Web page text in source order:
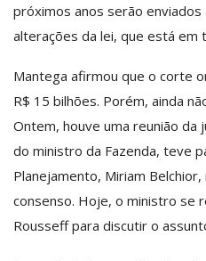
próximos anos serão
alterações da lei, que está em
Mantega afirmou que o corte
R$ 15 bilhões. Porém, ainda
Ontem, houve uma reunião da
do ministro da Fazenda, teve
Planejamento, Miriam
consenso. Hoje, o ministro se
Rousseff para discutir o